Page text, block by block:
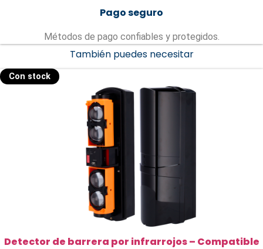
Pago seguro
Métodos de pago confiables y protegidos.
También puedes necesitar
Con stock
Detector de barrera por infrarrojos – Compatible